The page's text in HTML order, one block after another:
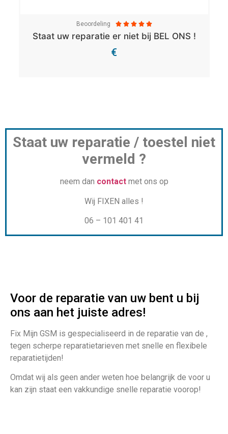
Beoordeling     
Staat uw reparatie er niet bij BEL ONS !
€
Bekijk Details
Staat uw reparatie / toestel niet
vermeld ?
neem dan contactmet ons op
Wij FIXEN alles !
06 – 101 401 41
Voor de reparatie van uw bent u bij
ons aan het juiste adres!
Fix Mijn GSM is gespecialiseerd in de reparatie van de ,
tegen scherpe reparatietarieven met snelle en flexibele
reparatietijden!
Omdat wij als geen ander weten hoe belangrijk de voor u
kan zijn staat een vakkundige snelle reparatie voorop!